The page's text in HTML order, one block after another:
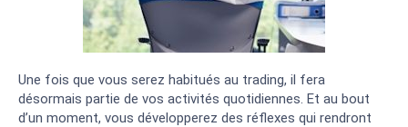
Une fois que vous serez habitués au trading, il fera
désormais partie de vos activités quotidiennes. Et au bout
d’un moment, vous développerez des réflexes qui rendront